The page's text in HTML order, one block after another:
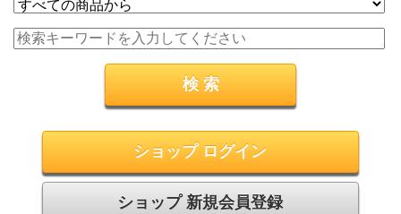
ショップ ログイン
ショップ 新規会員登録